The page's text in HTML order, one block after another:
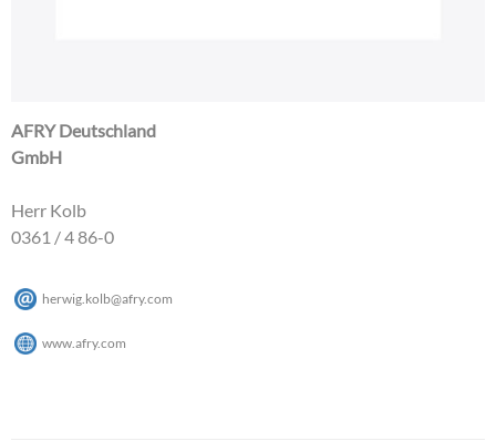
AFRY Deutschland
GmbH
Herr Kolb
0361 / 4 86-0
herwig.kolb@afry.com
www.afry.com